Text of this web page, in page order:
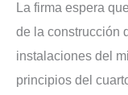
La firma espera
de la construcción
instalaciones del
principios del